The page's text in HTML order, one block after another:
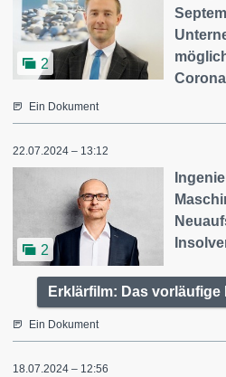
2
Ein Dokument
22.07.2024 – 13:12
2
Erklärfilm: Das
Ein Dokument
18.07.2024 – 12:56